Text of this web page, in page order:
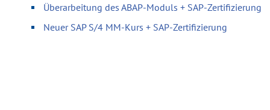
Überarbeitung des ABAP-Moduls + SAP-Zertifizierung
Neuer SAP S/4 MM-Kurs + SAP-Zertifizierung